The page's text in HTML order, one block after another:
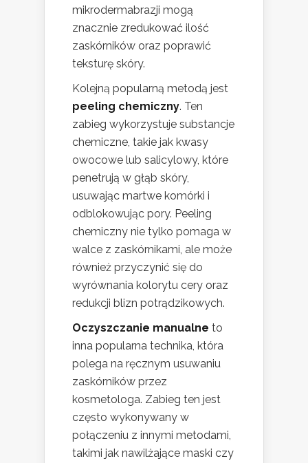
mikrodermabrazji mogą
znacznie zredukować ilość
zaskórników oraz poprawić
teksturę skóry.
Kolejną popularną metodą jest
peeling chemiczny. Ten
zabieg wykorzystuje substancje
chemiczne, takie jak kwasy
owocowe lub salicylowy, które
penetrują w głąb skóry,
usuwając martwe komórki i
odblokowując pory. Peeling
chemiczny nie tylko pomaga w
walce z zaskórnikami, ale może
również przyczynić się do
wyrównania kolorytu cery oraz
redukcji blizn potrądzikowych.
Oczyszczanie manualne to
inna popularna technika, która
polega na ręcznym usuwaniu
zaskórników przez
kosmetologa. Zabieg ten jest
często wykonywany w
połączeniu z innymi metodami,
takimi jak nawilżające maski czy